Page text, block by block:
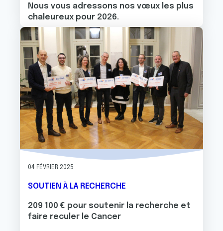
Nous vous adressons nos vœux les plus
chaleureux pour 2026.
04 FÉVRIER 2025
SOUTIEN À LA RECHERCHE
209 100 € pour soutenir la recherche et
faire reculer le Cancer